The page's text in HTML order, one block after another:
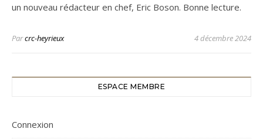
un nouveau rédacteur en chef, Eric Boson. Bonne lecture.
Parcrc-heyrieux 4 décembre 2024
ESPACE MEMBRE
Connexion